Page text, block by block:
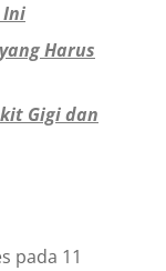
Ini
Harus
Gigi dan
pada 11